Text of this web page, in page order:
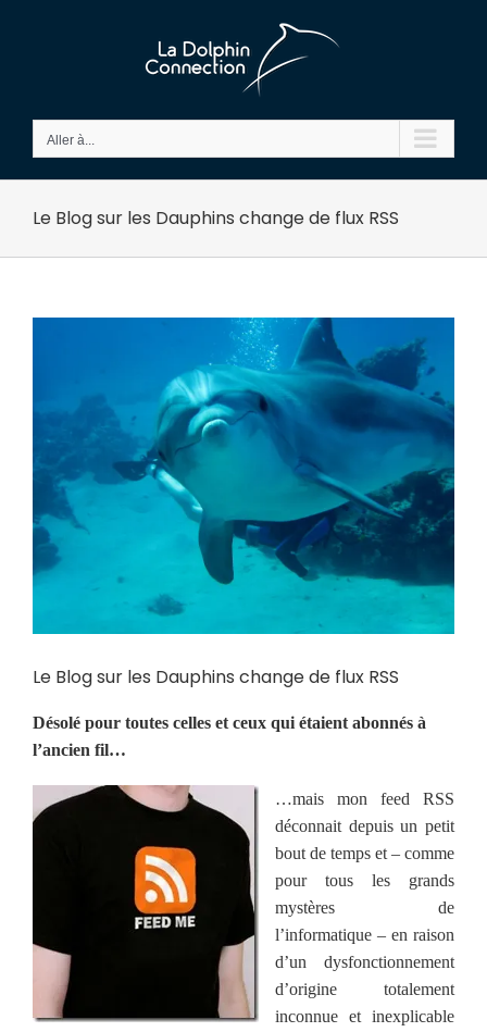
Aller à...
Le Blog sur les Dauphins change de flux RSS
Le Blog sur les Dauphins change de flux RSS
Désolé pour toutes celles et ceux qui étaient abonnés à
l’ancien fil…
…mais mon feed RSS
déconnait depuis un petit
bout de temps et – comme
pour tous les grands
mystères de
l’informatique – en raison
d’un dysfonctionnement
d’origine totalement
inconnue et inexplicable